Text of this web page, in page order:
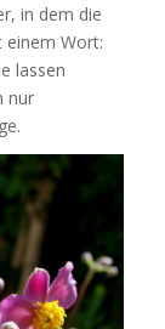
in dem die
einem Wort:
lassen
nur